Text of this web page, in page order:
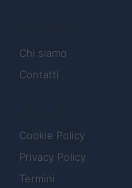
Chi siamo
Contatti
Cookie Policy
Privacy Policy
Termini